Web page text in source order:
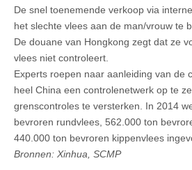
De snel toenemende verkoop via
het slechte vlees aan de man/vrouw te
De douane van Hongkong zegt dat ze
vlees niet controleert.
Experts roepen naar aanleiding van de
heel China een controlenetwerk op te
grenscontroles te versterken. In 2014
bevroren rundvlees, 562.000 ton
440.000 ton bevroren kippenvlees
Bronnen: Xinhua, SCMP